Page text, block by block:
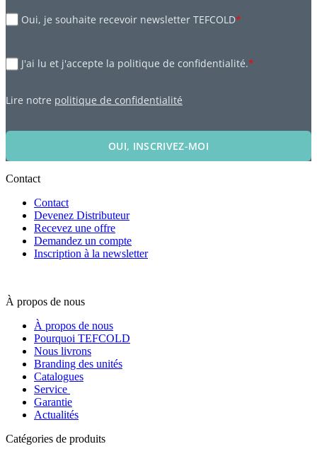
Oui, je souhaite recevoir newsletter TEFCOLD*
J'ai lu et j'accepte la politique de confidentialité.*
Lire notre politique de confidentialité
OUI, INSCRIVEZ-MOI
Contact
Contact
Devenez Distributeur
Recevez une offre
Demandez un compte
Inscription à la newsletter
À propos de nous
À propos de nous
Pourquoi TEFCOLD
Nous livrons
Branding des unités
Catalogues
Service
Garantie
Actualités
Catégories de produits